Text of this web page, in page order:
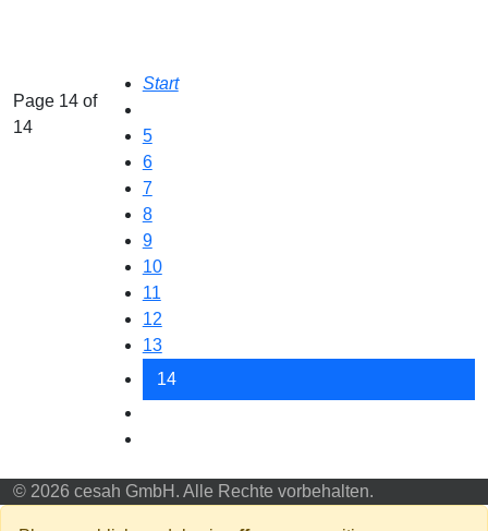
Page 14 of
14
Start
5
6
7
8
9
10
11
12
13
14
© 2026 cesah GmbH. Alle Rechte vorbehalten.